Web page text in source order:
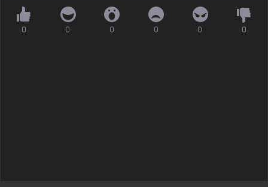
0 0 0 0 0 0